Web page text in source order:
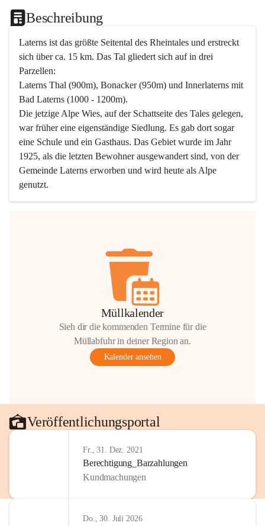
Beschreibung
Laterns ist das größte Seitental des Rheintales und erstreckt
sich über ca. 15 km. Das Tal gliedert sich auf in drei
Parzellen:
Laterns Thal (900m), Bonacker (950m) und Innerlaterns mit
Bad Laterns (1000 - 1200m).
Die jetzige Alpe Wies, auf der Schattseite des Tales gelegen,
war früher eine eigenständige Siedlung. Es gab dort sogar
eine Schule und ein Gasthaus. Das Gebiet wurde im Jahr
1925, als die letzten Bewohner ausgewandert sind, von der
Gemeinde Laterns erworben und wird heute als Alpe
genutzt.
Müllkalender
Sieh dir die kommenden Termine für die
Müllabfuhr in deiner Region an.
Kalender ansehen
Veröffentlichungsportal
Fr., 31. Dez. 2021
Berechtigung_Barzahlungen
Kundmachungen
Do., 30. Juli 2026